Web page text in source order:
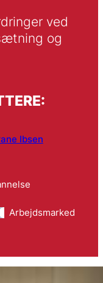
ved
og
Ibsen
Arbejdsmarked